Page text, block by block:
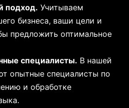
подход. Учитываем
бизнеса, ваши цели и
предложить оптимальное
специалисты. В нашей
опытные специалисты по
и обработке